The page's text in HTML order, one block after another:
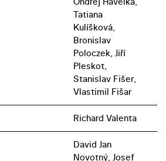
Tatiana
Kulíšková,
Bronislav
Poloczek, Jiří
Pleskot,
Stanislav Fišer,
Vlastimil Fišar
Richard Valenta
David Jan
Novotný, Josef